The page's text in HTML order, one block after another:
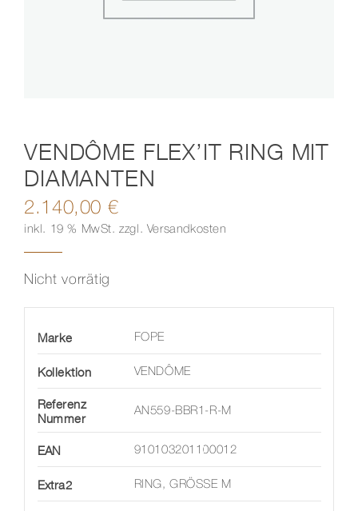
VENDÔME FLEX’IT RING MIT
DIAMANTEN
2.140,00 €
inkl. 19 % MwSt. zzgl. Versandkosten
Nicht vorrätig
Marke FOPE
Kollektion VENDÔME
Referenz
Nummer
AN559-BBR1-R-M
EAN 910103201100012
Extra2 RING, GRÖSSE M